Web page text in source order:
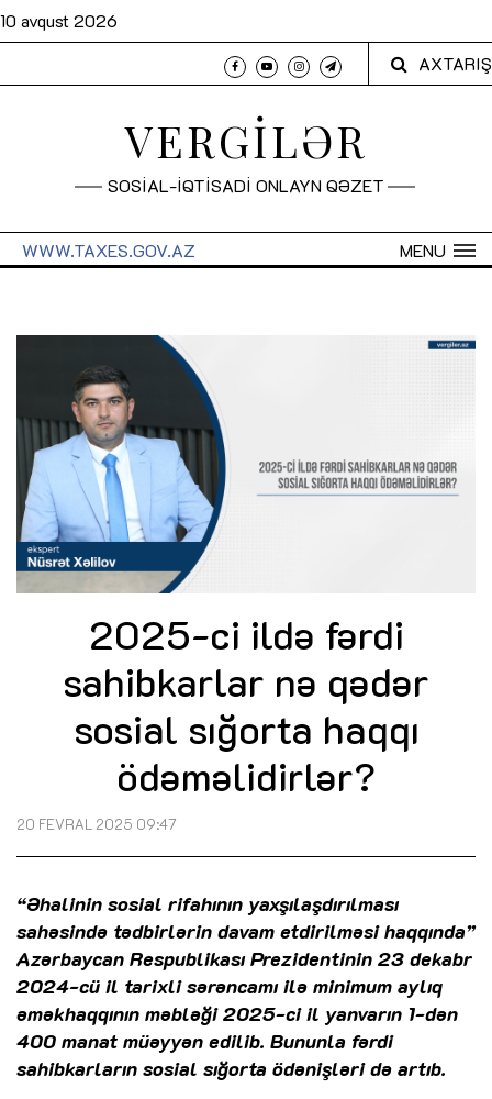
10 avqust 2026
AXTARIŞ
VERGİLƏR
SOSİAL-İQTİSADİ ONLAYN QƏZET
MENU
WWW.TAXES.GOV.AZ
2025-ci ildə fərdi
sahibkarlar nə qədər
sosial sığorta haqqı
ödəməlidirlər?
20 FEVRAL 2025 09:47
“Əhalinin sosial rifahının yaxşılaşdırılması
sahəsində tədbirlərin davam etdirilməsi haqqında”
Azərbaycan Respublikası Prezidentinin 23 dekabr
2024-cü il tarixli sərəncamı ilə minimum aylıq
əməkhaqqının məbləği 2025-ci il yanvarın 1-dən
400 manat müəyyən edilib. Bununla fərdi
sahibkarların sosial sığorta ödənişləri də artıb.